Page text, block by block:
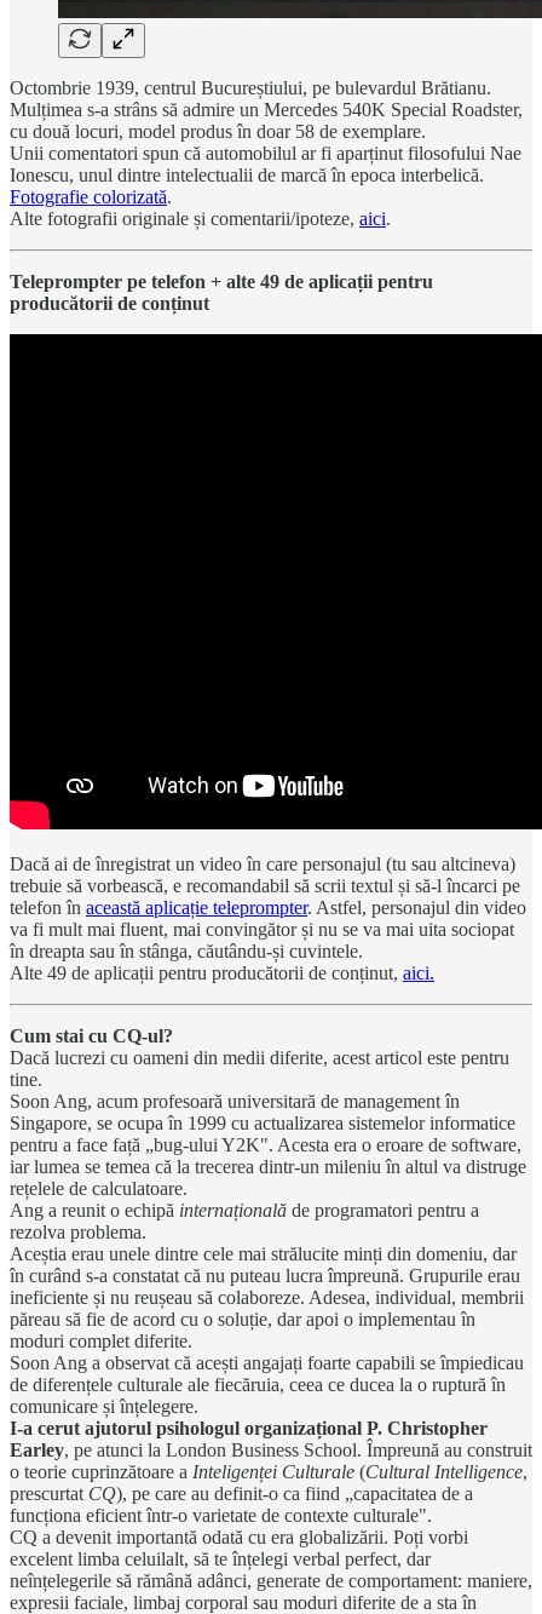
Octombrie 1939, centrul Bucureștiului, pe bulevardul Brătianu.
Mulțimea s-a strâns să admire un Mercedes 540K Special Roadster,
cu două locuri, model produs în doar 58 de exemplare.
Unii comentatori spun că automobilul ar fi aparținut filosofului Nae
Ionescu, unul dintre intelectualii de marcă în epoca interbelică.
Fotografie colorizată.
Alte fotografii originale și comentarii/ipoteze, aici.
Teleprompter pe telefon + alte 49 de aplicații pentru
producătorii de conținut
Dacă ai de înregistrat un video în care personajul (tu sau altcineva)
trebuie să vorbească, e recomandabil să scrii textul și să-l încarci pe
telefon în această aplicație teleprompter. Astfel, personajul din video
va fi mult mai fluent, mai convingător și nu se va mai uita sociopat
în dreapta sau în stânga, căutându-și cuvintele.
Alte 49 de aplicații pentru producătorii de conținut, aici.
Cum stai cu CQ-ul?
Dacă lucrezi cu oameni din medii diferite, acest articol este pentru
tine.
Soon Ang, acum profesoară universitară de management în
Singapore, se ocupa în 1999 cu actualizarea sistemelor informatice
pentru a face față „bug-ului Y2K". Acesta era o eroare de software,
iar lumea se temea că la trecerea dintr-un mileniu în altul va distruge
rețelele de calculatoare.
Ang a reunit o echipă internațională de programatori pentru a
rezolva problema.
Aceștia erau unele dintre cele mai strălucite minți din domeniu, dar
în curând s-a constatat că nu puteau lucra împreună. Grupurile erau
ineficiente și nu reușeau să colaboreze. Adesea, individual, membrii
păreau să fie de acord cu o soluție, dar apoi o implementau în
moduri complet diferite.
Soon Ang a observat că acești angajați foarte capabili se împiedicau
de diferențele culturale ale fiecăruia, ceea ce ducea la o ruptură în
comunicare și înțelegere.
I-a cerut ajutorul psihologul organizațional P. Christopher
Earley, pe atunci la London Business School. Împreună au construit
o teorie cuprinzătoare a Inteligenței Culturale (Cultural Intelligence,
prescurtat CQ), pe care au definit-o ca fiind „capacitatea de a
funcționa eficient într-o varietate de contexte culturale".
CQ a devenit importantă odată cu era globalizării. Poți vorbi
excelent limba celuilalt, să te înțelegi verbal perfect, dar
neînțelegerile să rămână adânci, generate de comportament: maniere,
expresii faciale, limbaj corporal sau moduri diferite de a sta în